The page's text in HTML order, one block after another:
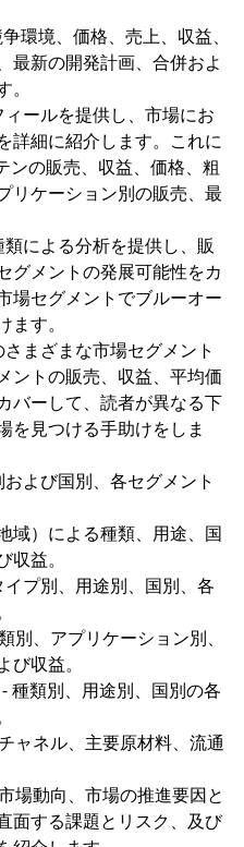
環境、価格、売上、収益、
最新の開発計画、合併およ
ールを提供し、市場にお
詳細に紹介します。これに
ンの販売、収益、価格、粗
リケーション別の販売、最
による分析を提供し、販
グメントの発展可能性をカ
場セグメントでブルーオー
す。
まざまな市場セグメント
ントの販売、収益、平均価
バーして、読者が異なる下
を見つける手助けをしま
よび国別、各セグメント
域）による種類、用途、国
益。
プ別、用途別、国別、各
、アプリケーション別、
収益。
種類別、用途別、国別の各
ャネル、主要原材料、流通
場動向、市場の推進要因と
面する課題とリスク、及び